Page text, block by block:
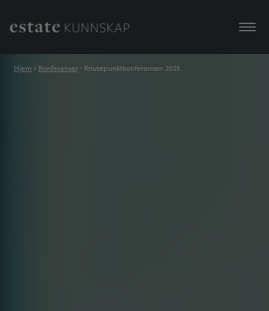
Hjem Konferanser Knutepunktkonferansen 2025